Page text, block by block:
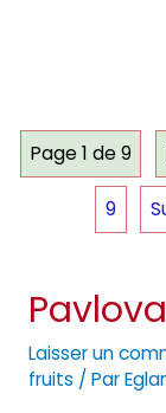
Page 1 de 9
9
Pavlova
Laisser un
fruits / Par